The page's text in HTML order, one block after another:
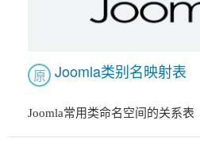
Joomla类别名映射表
原
Joomla常用类命名空间的关系表